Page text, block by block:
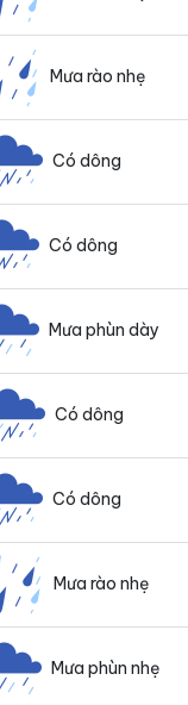
Mưa rào nhẹ
Có dông
Có dông
Mưa phùn dày
Có dông
Có dông
Mưa rào nhẹ
Mưa phùn nhẹ